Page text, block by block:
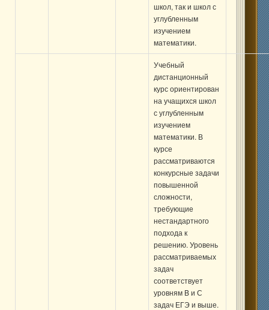
школ, так и школ с
углубленным
изучением
математики.
Учебный
дистанционный
курс ориентирован
на учащихся школ
с углубленным
изучением
математики. В
курсе
рассматриваются
конкурсные задачи
повышенной
сложности,
требующие
нестандартного
подхода к
решению. Уровень
рассматриваемых
задач
соответствует
уровням B и С
задач ЕГЭ и выше.